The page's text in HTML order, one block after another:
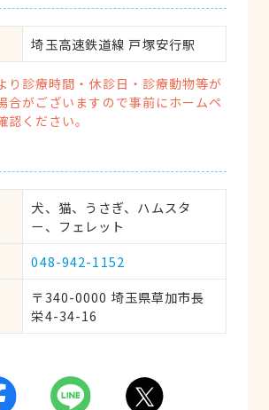
埼玉高速鉄道線 戸塚安行駅
り診療時間・休診日・診療動物等が
合がございますので事前にホームペ
ください。
犬、猫、うさぎ、ハムスタ
ー、フェレット
048-942-1152
〒340-0000 埼玉県草加市長
栄4-34-16